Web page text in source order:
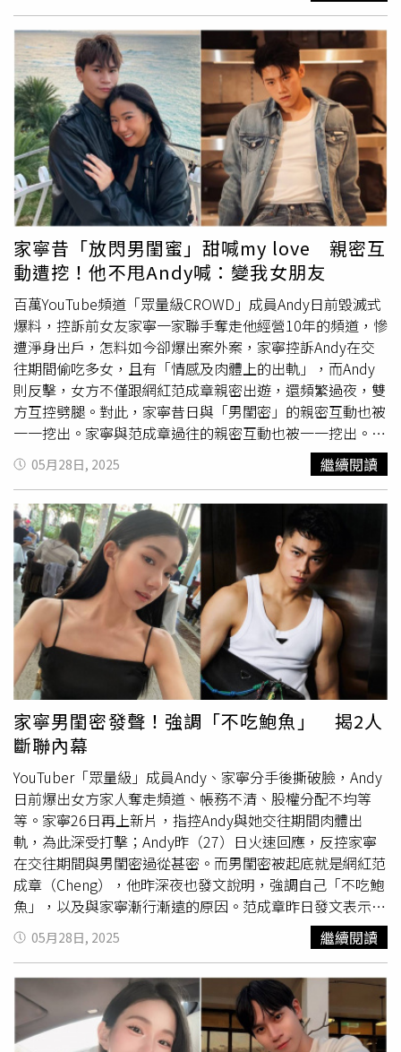
YouTube頻道(https://reurl.cc/4QmVGX)以及PODCAST頻
道(https://reurl.cc/RjM7An) ，一起來聽聽丁寧的喜劇人
生。
加心靈課程，之後便選擇淡出對方生活，兩人目前已無聯
繫。范成章否認離婚有小孩。（圖／翻攝自IG）對於性向爭
議，范成章回應：「我不吃鮑魚。」表明自己的同志身份。
但網友挖出他過去與金髮女模「嘴對嘴」親吻的照片，引起
外界對其性向再度質疑，也有人傳出他曾結婚並育有子女。
對此，他嚴正否認：「小孩是我哥的，我哪來的前妻啦！不
要影響我徵友！」此外，有網友質疑他是否與家寧曾單獨出
國長達一個月，直問：「你能接受你男友跟異性出國，一玩
就一個月？」對此范成章澄清，每次旅程都有其他人一起，
也從未與家寧同房，「而且她常常都先離開。」最後還補一
句：「你要我道歉我就道歉，不好意思浪費社會資源了。」
雖然范成章強調自身性向早已出櫃，並公開否認與家寧有曖
昧關係，但面對網友挖出的親密照與相關傳聞，他至今未進
一步回應，風波似乎仍未平息。范成章說自己有避嫌。（圖
／翻攝自IG）
家寧昔「放閃男閨蜜」甜喊my love 親密互
動遭挖！他不甩Andy喊：變我女朋友
百萬YouTube頻道「眾量級CROWD」成員Andy日前毀滅式
爆料，控訴前女友家寧一家聯手奪走他經營10年的頻道，慘
遭淨身出戶，怎料如今卻爆出案外案，家寧控訴Andy在交
往期間偷吃多女，且有「情感及肉體上的出軌」，而Andy
則反擊，女方不僅跟網紅范成章親密出遊，還頻繁過夜，雙
方互控劈腿。對此，家寧昔日與「男閨密」的親密互動也被
一一挖出。家寧與范成章過往的親密互動也被一一挖出。
（圖／翻攝自家寧IG）人氣網紅范成章捲入Andy與家寧的
感情糾紛中，2人過往的親暱合影也再次曝光，他們曾一同
前往米蘭參加時裝周，當時家寧還曬出泳池照，更發文直呼
對方「my love（我的愛）」，而范成章也PO出合照放閃回
應，「變我女朋友。」不僅如此，網友還發現，范成章
2022年的多篇IG貼文下方，都有家寧留言的蹤跡，不僅瘋
狂稱讚男方，還附上多顆愛心符號，「怎麼這麼帥呢」、
「大帥帥」、「這誰？帥成這樣❤️」、「Hug❤️❤️❤️」。針
對遭指第三者，范成章也回應，「再愛吃上引水產也都不吃
鮑魚，騙去上心靈課程
就沒有聯絡了，謝謝大家關心。」同
時附上彩虹旗符號，疑暗指自己的性向並非直男。
05月28日, 2025 繼續閱讀
家寧男閨密發聲！強調「不吃鮑魚」 揭2人
斷聯內幕
YouTuber「眾量級」成員Andy、家寧分手後撕破臉，Andy
日前爆出女方家人奪走頻道、帳務不清、股權分配不均等
等。家寧26日再上新片，指控Andy與她交往期間肉體出
軌，為此深受打擊；Andy昨（27）日火速回應，反控家寧
在交往期間與男閨密過從甚密。而男閨密被起底就是網紅范
成章（Cheng），他昨深夜也發文說明，強調自己「不吃鮑
魚」，以及與家寧漸行漸遠的原因。范成章昨日發文表示，
友情真的很奇妙，會隨著時間悄悄改變。有些人越走越近，
有些人則漸漸走遠。他透露幾年前，剛認識、一起打拼，是
彼此的盟友；幾年後，各自努力在不同的跑道上，連聯絡也
沒了。對於三人的關係，他也藉此澄清，「新聞兩三年前就
出現過，當時我們三個人也各自說明過了：大家只是朋友而
已。」雖然全文未指名道姓，網友都明白指的就是家寧和
05月28日, 2025 繼續閱讀